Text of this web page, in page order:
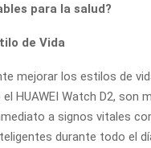
para la salud?
de Vida
mejorar los estilos de
HUAWEI Watch D2, son
a signos vitales
durante todo el